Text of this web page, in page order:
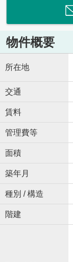
物件概要
所在地
交通
賃料
管理費等
面積
築年月
種別 / 構造
階建